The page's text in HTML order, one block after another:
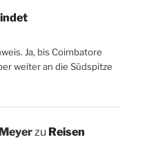
Ja, bis Coimbatore
weiter an die Südspitze
zu Reisen